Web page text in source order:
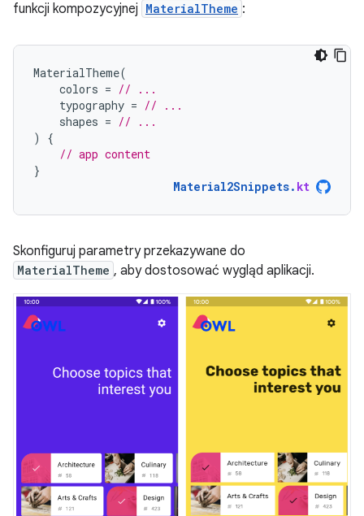
funkcji kompozycyjnej MaterialTheme :
MaterialTheme(
colors = // ...
typography = // ...
shapes = // ...
)
{
// app content
}
Material2Snippets. kt
Skonfiguruj parametry przekazywane do
MaterialTheme , aby dostosować wygląd aplikacji.